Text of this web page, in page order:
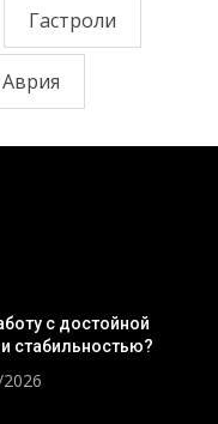
Гастроли
Аврия
с достойной
стабильностью?